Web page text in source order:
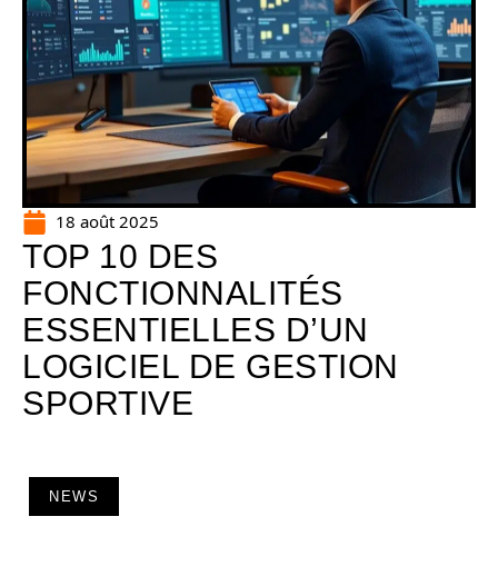
18 août 2025
TOP 10 DES
FONCTIONNALITÉS
ESSENTIELLES D’UN
LOGICIEL DE GESTION
SPORTIVE
NEWS